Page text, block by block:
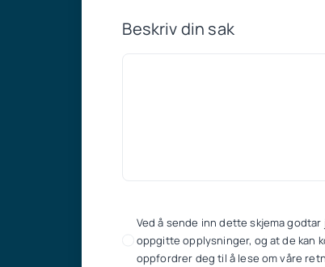
Beskriv din sak
Ved å sende inn dette skjema
oppgitte opplysninger, og at de kan
oppfordrer deg til å lese om våre